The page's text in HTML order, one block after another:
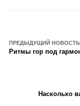
ПРЕДЫДУЩИЙ НОВОСТЬ
Ритмы гор под
Насколько